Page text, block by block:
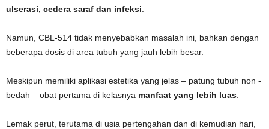
ulserasi, cedera saraf dan infeksi
Namun, CBL-514 tidak menyebabkan masalah ini, bahkan dengan
beberapa dosis di area tubuh yang jauh lebih besar.
Meskipun memiliki aplikasi estetika yang jelas – patung tubuh non -
bedah – obat pertama di kelasnya manfaat yang lebih luas
Lemak perut, terutama di usia pertengahan dan di kemudian hari,